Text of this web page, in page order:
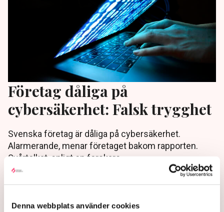
Denna webbplats använder cookies
Företag dåliga på
cybersäkerhet: Falsk trygghet
Svenska företag är dåliga på cybersäkerhet.
Alarmerande, menar företaget bakom rapporten.
Svårtolkat, enligt en forskare.